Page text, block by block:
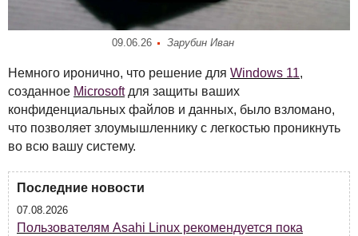
09.06.26 Зарубин Иван
Немного иронично, что решение для Windows 11,
созданное Microsoftдля защиты ваших
конфиденциальных файлов и данных, было взломано,
что позволяет злоумышленнику с легкостью проникнуть
во всю вашу систему.
Последние новости
07.08.2026
Пользователям Asahi Linux рекомендуется пока